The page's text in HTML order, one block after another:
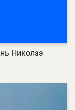
Николаэ